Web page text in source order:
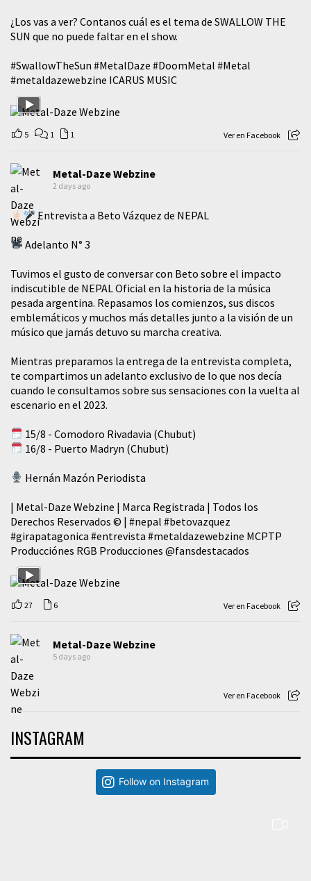
¿Los vas a ver? Contanos cuál es el tema de SWALLOW THE
SUN que no puede faltar en el show.
#SwallowTheSun #MetalDaze #DoomMetal #Metal
#metaldazewebzine ICARUS MUSIC
5 1 1 Ver en Facebook
Metal-Daze Webzine
2 days ago
Entrevista a Beto Vázquez de NEPAL
Adelanto N° 3
Tuvimos el gusto de conversar con Beto sobre el impacto
indiscutible de NEPAL Oficial en la historia de la música
pesada argentina. Repasamos los comienzos, sus discos
emblemáticos y muchos más detalles junto a la visión de un
músico que jamás detuvo su marcha creativa.
Mientras preparamos la entrega de la entrevista completa,
te compartimos un adelanto exclusivo de lo que nos decía
cuando le consultamos sobre sus sensaciones con la vuelta al
escenario en el 2023.
15/8 - Comodoro Rivadavia (Chubut)
16/8 - Puerto Madryn (Chubut)
Hernán Mazón Periodista
| Metal-Daze Webzine | Marca Registrada | Todos los
Derechos Reservados © | #nepal #betovazquez
#girapatagonica #entrevista #metaldazewebzine MCPTP
Producciónes RGB Producciones @fansdestacados
27 6 Ver en Facebook
Metal-Daze Webzine
5 days ago
Ver en Facebook
INSTAGRAM
Follow on Instagram